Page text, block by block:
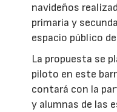
navideños
primaria y
espacio público
La propuesta se
piloto en este
contará con la
y alumnas de las